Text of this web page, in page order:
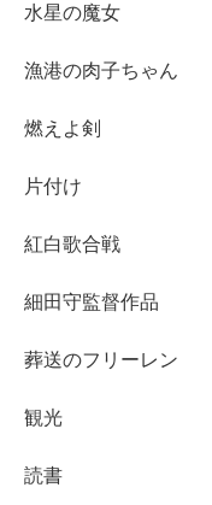
水星の魔女
漁港の肉子ちゃん
燃えよ剣
片付け
紅白歌合戦
細田守監督作品
葬送のフリーレン
観光
読書